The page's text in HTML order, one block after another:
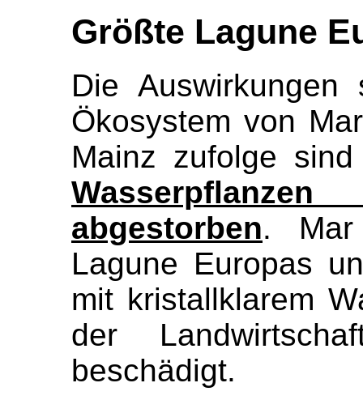
Größte Lagune
Die
Ökosystem von
Mainz zufolge
abgestorben.
Lagune Europas
mit kristallklarem
der
beschädigt.